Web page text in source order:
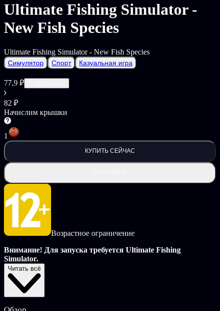
Ultimate Fishing Simulator -
New Fish Species
Ultimate Fishing Simulator - New Fish Species
Симулятор Спорт Казуальная игра
77,9 ₽
82 ₽
Начислим крышки
1
КУПИТЬ СЕЙЧАС
Возрастное ограничение
Внимание! Для запуска требуется Ultimate Fishing
Simulator.
Небольшое дополнение для Ultimate Fishing Simulator,
представляющее целых 16 новых видов рыб — от мелкой
пресноводной рыбы до долгожданного тунца!
Читать всё